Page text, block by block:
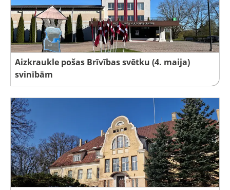
Aizkraukle pošas Brīvības svētku (4. maija)
svinībām